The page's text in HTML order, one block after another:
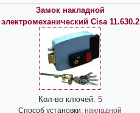
Замок накладной
электромеханический Cisa 11.630.2
Кол-во ключей: 5
Способ установки: накладной